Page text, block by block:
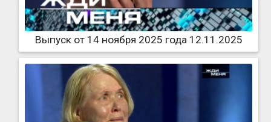
Выпуск от 14 ноября 2025 года 12.11.2025